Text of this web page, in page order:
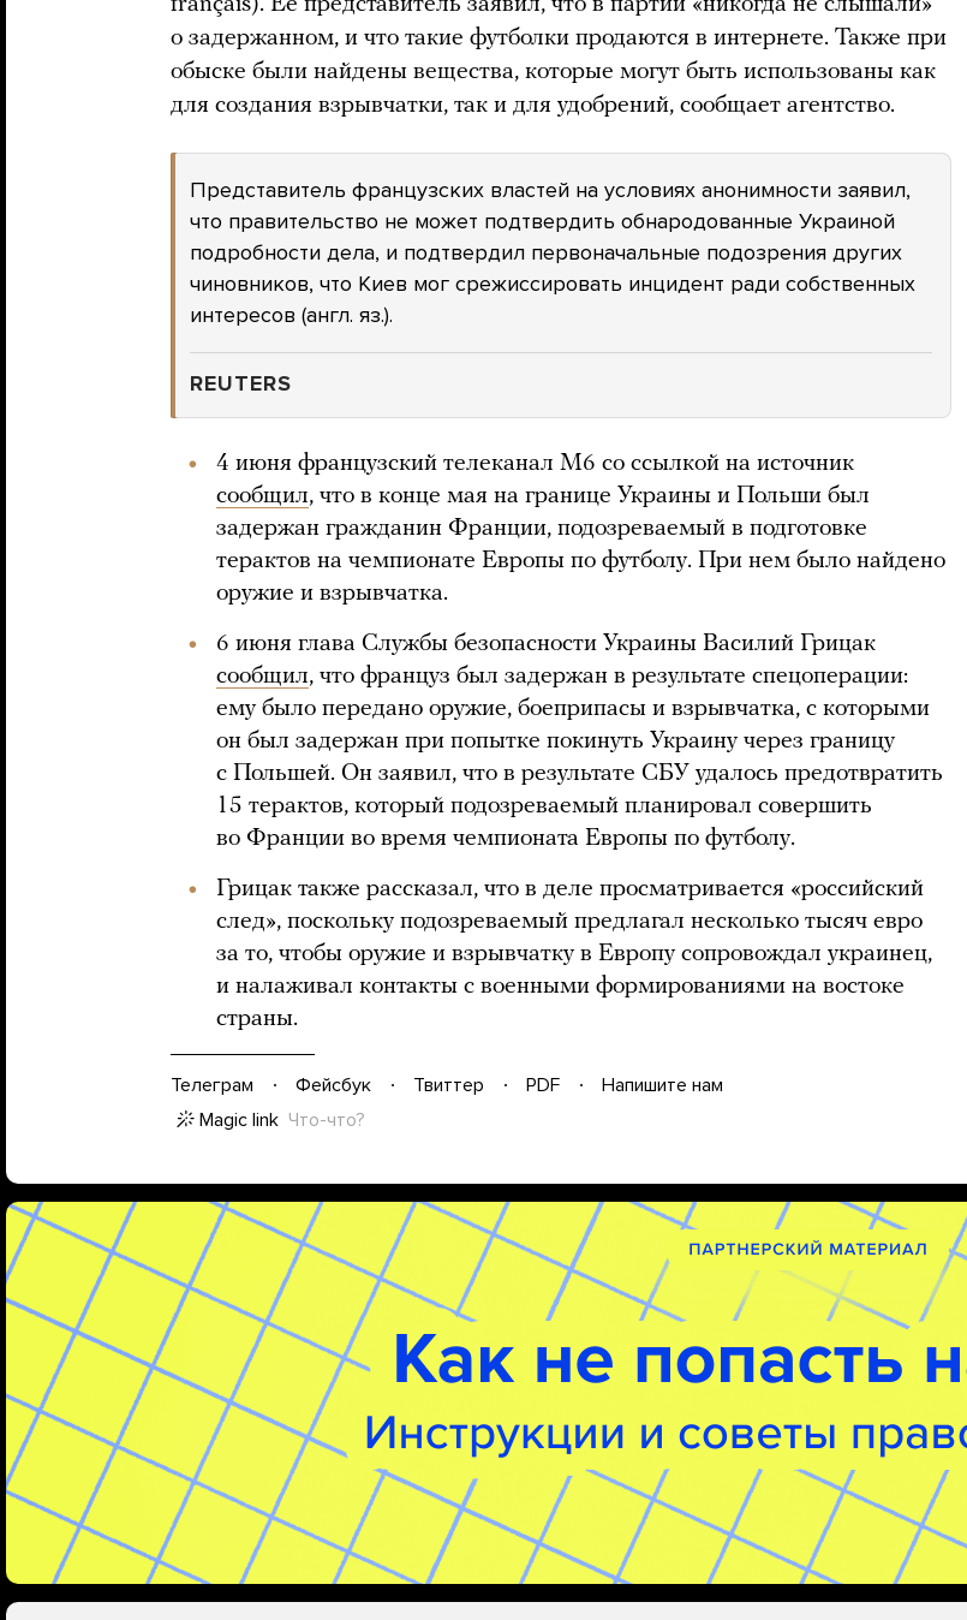
français). Ее представитель заявил, что в партии «никогда не слышали»
о задержанном, и что такие футболки продаются в интернете. Также при
обыске были найдены вещества, которые могут быть использованы как
для создания взрывчатки, так и для удобрений, сообщает агентство.
Представитель французских властей на условиях анонимности заявил,
что правительство не может подтвердить обнародованные Украиной
подробности дела, и подтвердил первоначальные подозрения других
чиновников, что Киев мог срежиссировать инцидент ради собственных
интересов (англ. яз.).
REUTERS
4 июня французский телеканал M6 со ссылкой на источник
сообщил, что в конце мая на границе Украины и Польши был
задержан гражданин Франции, подозреваемый в подготовке
терактов на чемпионате Европы по футболу. При нем было найдено
оружие и взрывчатка.
6 июня глава Службы безопасности Украины Василий Грицак
сообщил, что француз был задержан в результате спецоперации:
ему было передано оружие, боеприпасы и взрывчатка, с которыми
он был задержан при попытке покинуть Украину через границу
с Польшей. Он заявил, что в результате СБУ удалось предотвратить
15 терактов, который подозреваемый планировал совершить
во Франции во время чемпионата Европы по футболу.
Грицак также рассказал, что в деле просматривается «российский
след», поскольку подозреваемый предлагал несколько тысяч евро
за то, чтобы оружие и взрывчатку в Европу сопровождал украинец,
и налаживал контакты с военными формированиями на востоке
страны.
Телеграм Фейсбук Твиттер PDF
Напишите нам
Magic link Что-что?